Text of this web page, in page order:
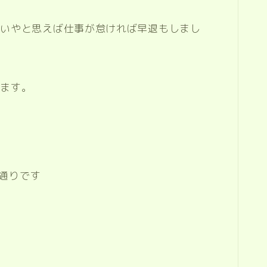
やと思えば仕事が怠ければ早退もしまし
す。
りです